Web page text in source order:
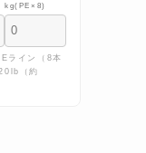
kg(PE×8)
ライン（8本
（約